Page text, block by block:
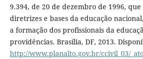
9.394, de 20 de dezembro de 1996, que
diretrizes e bases da educação
a formação dos profissionais da
providências. Brasília, DF, 2013.
http://www.planalto.gov.br/ccivil_03/